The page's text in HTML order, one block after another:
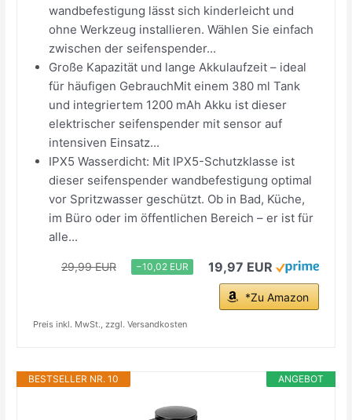
wandbefestigung lässt sich kinderleicht und
ohne Werkzeug installieren. Wählen Sie einfach
zwischen der seifenspender...
Große Kapazität und lange Akkulaufzeit – ideal
für häufigen GebrauchMit einem 380 ml Tank
und integriertem 1200 mAh Akku ist dieser
elektrischer seifenspender mit sensor auf
intensiven Einsatz...
IPX5 Wasserdicht: Mit IPX5-Schutzklasse ist
dieser seifenspender wandbefestigung optimal
vor Spritzwasser geschützt. Ob in Bad, Küche,
im Büro oder im öffentlichen Bereich – er ist für
alle...
29,99 EUR −10,02 EUR 19,97 EUR
*Zu Amazon
Preis inkl. MwSt., zzgl. Versandkosten
ANGEBOT
BESTSELLER NR. 10